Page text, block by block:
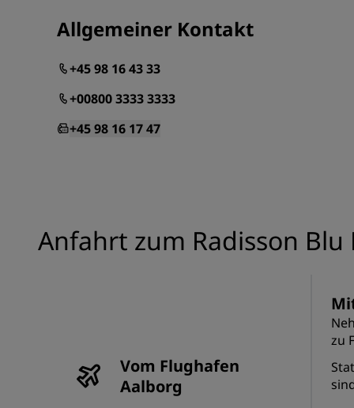
Allgemeiner Kontakt
+45 98 16 43 33
+00800 3333 3333
+45 98 16 17 47
Anfahrt zum Radisson
Vom Flughafen
Aalborg
zu